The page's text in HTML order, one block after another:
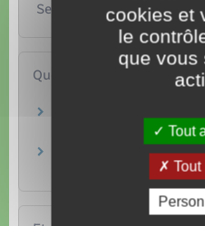
Services en ligne et
Questions ? Réponses !
Covid et interdictions
Avec quels
peut-il voyager à
cookies et
le
que vous
Tout
Tout